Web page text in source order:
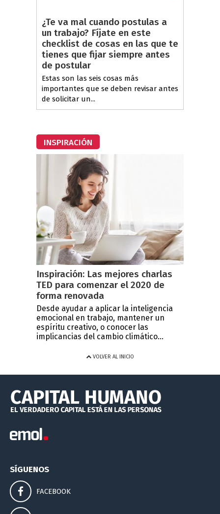
¿Te va mal cuando postulas a
un trabajo? Fíjate en este
checklist de cosas en las que te
tienes que fijar siempre antes
de postular
Estas son las seis cosas más
importantes que se deben revisar antes
de solicitar un...
INSPIRACIÓN
Inspiración: Las mejores charlas
TED para comenzar el 2020 de
forma renovada
Desde ayudar a aplicar la inteligencia
emocional en trabajo, mantener un
espíritu creativo, o conocer las
implicancias del cambio climático...
VOLVER AL INICIO
SÍGUENOS
FACEBOOK